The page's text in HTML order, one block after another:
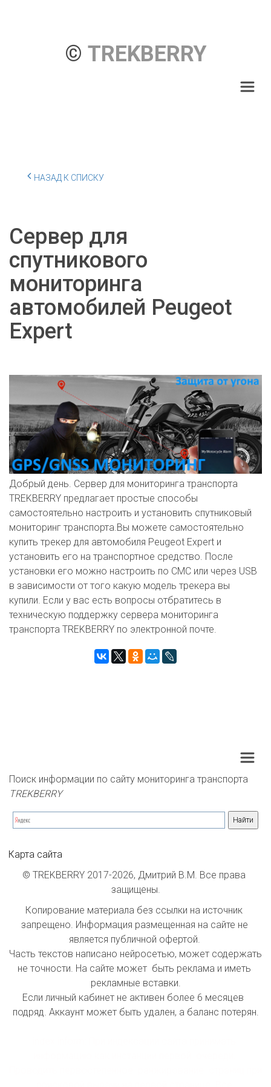
© TREKBERRY
НАЗАД К СПИСКУ
Сервер для
спутникового
мониторинга
автомобилей Peugeot
Expert
Добрый день. Сервер для мониторинга транспорта
TREKBERRY предлагает простые способы
самостоятельно настроить и установить спутниковый
мониторинг транспорта.Вы можете самостоятельно
купить трекер для автомобиля Peugeot Expert и
установить его на транспортное средство. После
установки его можно настроить по СМС или через USB
в зависимости от того какую модель трекера вы
купили. Если у вас есть вопросы отбратитесь в
техническую поддержку сервера мониторинга
транспорта TREKBERRY по электронной почте.
Поиск информации по сайту мониторинга транспорта
TREKBERRY
Карта сайта
© TREKBERRY 2017-2026, Дмитрий В.М. Все права
защищены.
Копирование материала без ссылки на источник
запрещено. Информация размещенная на сайте не
является публичной офертой.
Часть текстов написано нейросетью, может содержать
не точности. На сайте может  быть реклама и иметь
рекламные вставки.
Если личный кабинет не активен более 6 месяцев
подряд. Аккаунт может быть удален, а баланс потерян.